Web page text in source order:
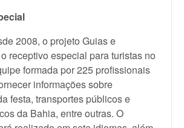
2008, o projeto Guias e
receptivo especial para turistas no
formada por 225 profissionais
informações sobre
festa, transportes públicos e
da Bahia, entre outras. O